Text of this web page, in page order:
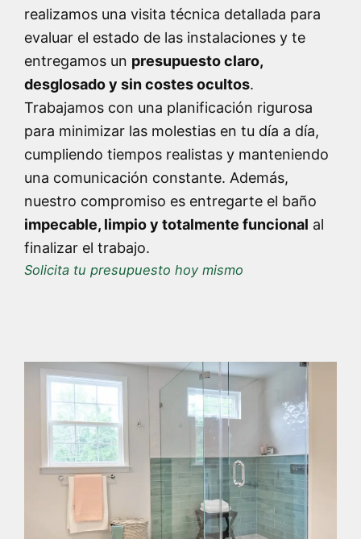
realizamos una visita técnica detallada para
evaluar el estado de las instalaciones y te
entregamos un presupuesto claro,
desglosado y sin costes ocultos.
Trabajamos con una planificación rigurosa
para minimizar las molestias en tu día a día,
cumpliendo tiempos realistas y manteniendo
una comunicación constante. Además,
nuestro compromiso es entregarte el baño
impecable, limpio y totalmente funcional al
finalizar el trabajo.
Solicita tu presupuesto hoy mismo